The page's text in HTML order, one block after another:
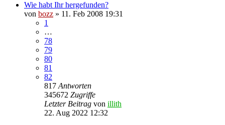
Wie habt Ihr hergefunden?
von bozz » 11. Feb 2008 19:31
1
…
78
79
80
81
82
817 Antworten
345672 Zugriffe
Letzter Beitrag von illith
22. Aug 2022 12:32